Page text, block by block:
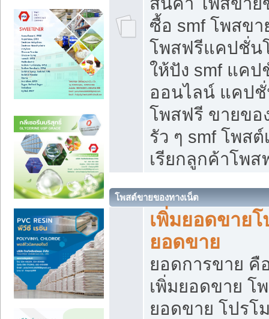
ซื้อ smf โพสข
โพสฟรีแคปชั่น
ให้ปัง smf แค
ออนไลน์ แคป
โพสฟรี ขายขอ
รัว ๆ smf โพส
เรียกลูกค้าโพส
โพสต์ขายของทางเน็ต
เพิ่มยอดขาย
ยอดขาย
ยอดการขาย คื
เพิ่มยอดขาย โ
ยอดขาย โปรโ